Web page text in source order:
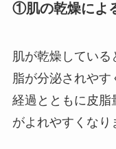
①肌の乾燥によ
肌が乾燥してい
脂が分泌されや
経過とともに皮脂
がよれやすくなり